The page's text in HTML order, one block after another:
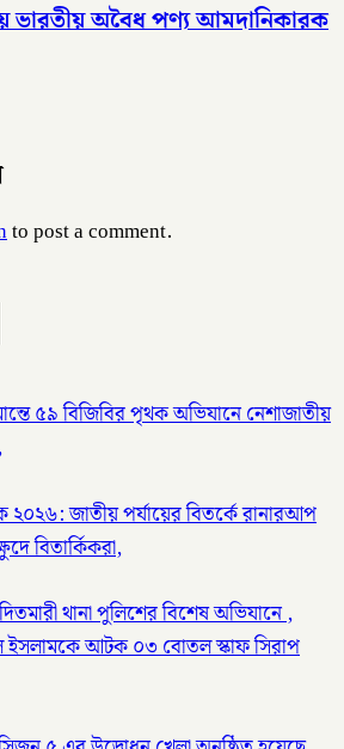
ভারতীয় অবৈধ পণ্য আমদানিকারক
to post a comment.
৫৯ বিজিবির পৃথক অভিযানে নেশাজাতীয়
২০২৬: জাতীয় পর্যায়ের বিতর্কে রানারআপ
বিতার্কিকরা,
থানা পুলিশের বিশেষ অভিযানে ,
ইসলামকে আটক ০৩ বোতল স্কাফ সিরাপ